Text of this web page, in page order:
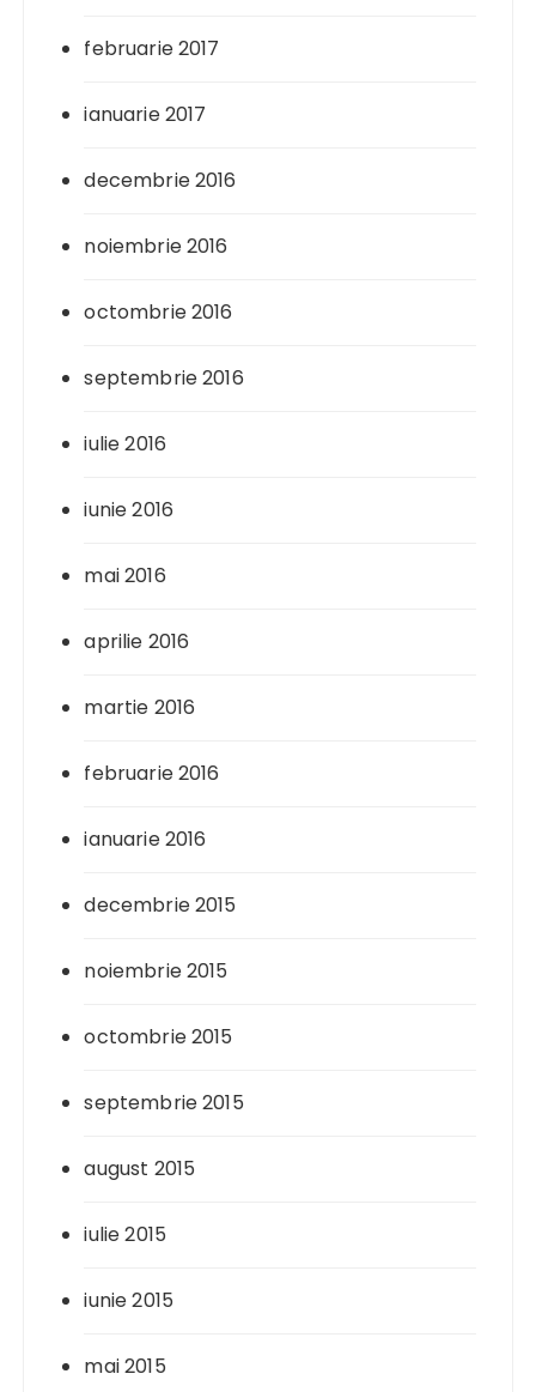
februarie 2017
ianuarie 2017
decembrie 2016
noiembrie 2016
octombrie 2016
septembrie 2016
iulie 2016
iunie 2016
mai 2016
aprilie 2016
martie 2016
februarie 2016
ianuarie 2016
decembrie 2015
noiembrie 2015
octombrie 2015
septembrie 2015
august 2015
iulie 2015
iunie 2015
mai 2015